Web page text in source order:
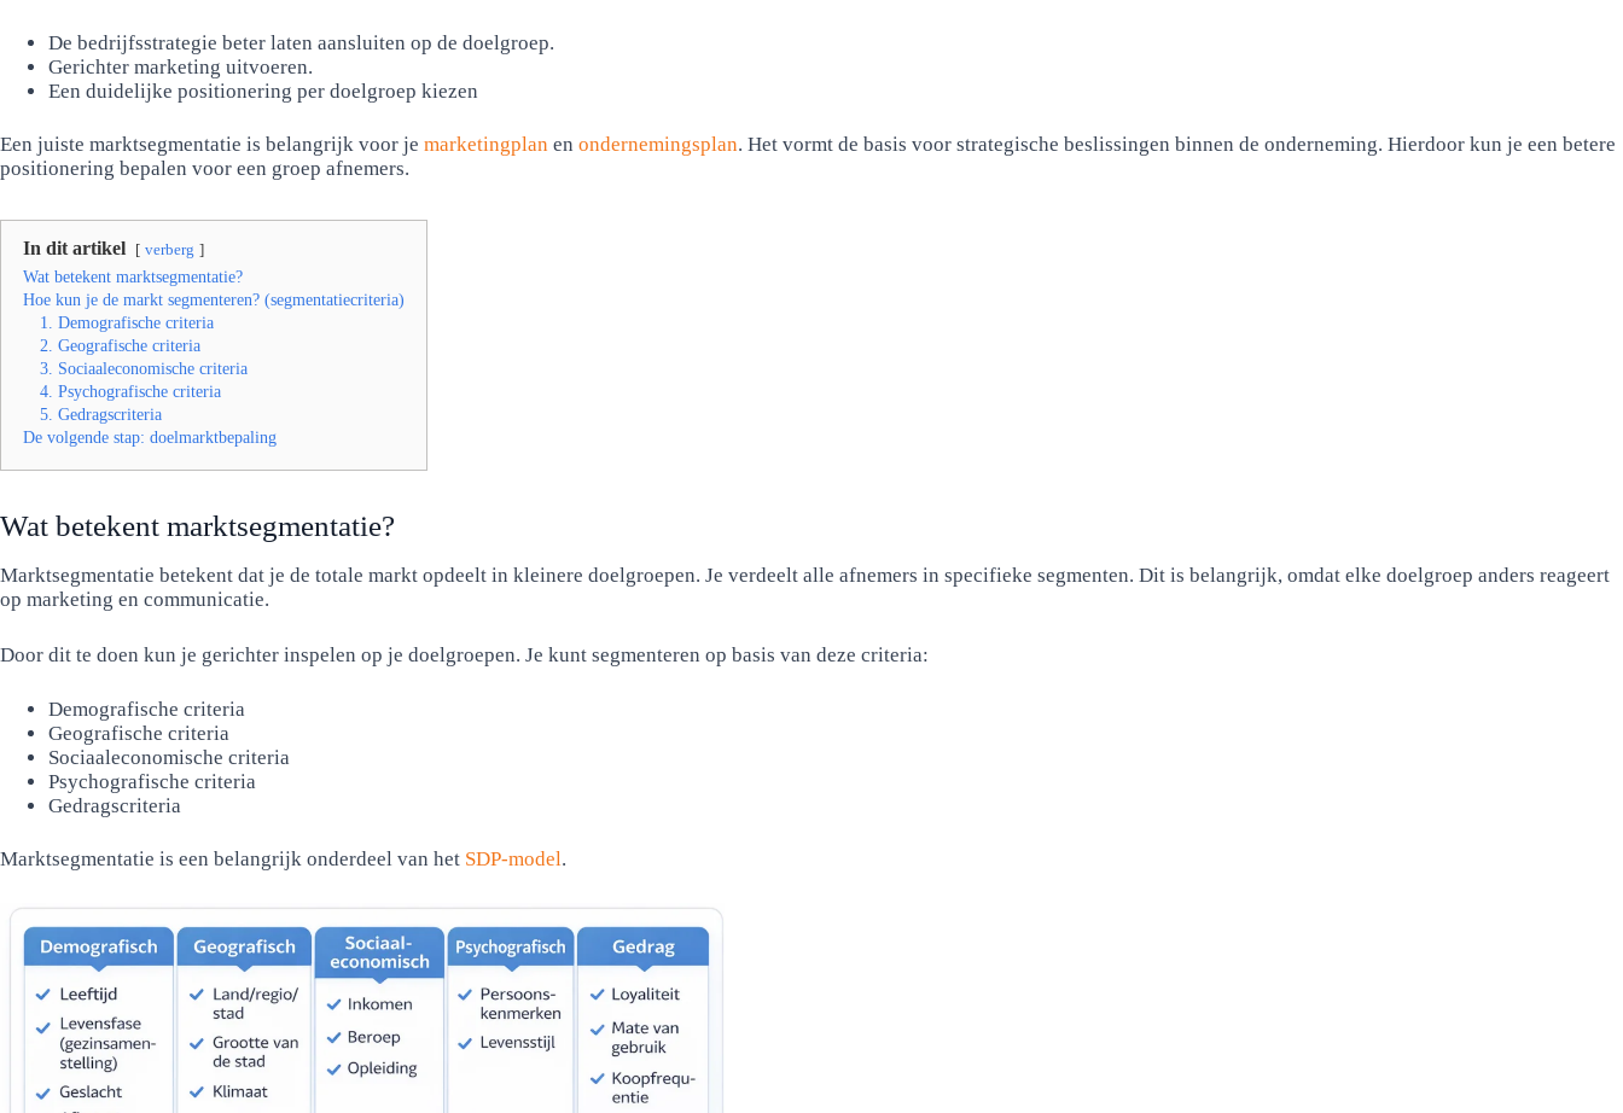
De bedrijfsstrategie beter laten aansluiten op de doelgroep.
Gerichter marketing uitvoeren.
Een duidelijke positionering per doelgroep kiezen
Een juiste marktsegmentatie is belangrijk voor je marketingplan en ondernemingsplan. Het vormt de basis voor strategische beslissingen binnen de onderneming. Hierdoor kun je een betere
positionering bepalen voor een groep afnemers.
In dit artikel verberg
Wat betekent marktsegmentatie?
Hoe kun je de markt segmenteren? (segmentatiecriteria)
1. Demografische criteria
2. Geografische criteria
3. Sociaaleconomische criteria
4. Psychografische criteria
5. Gedragscriteria
De volgende stap: doelmarktbepaling
Wat betekent marktsegmentatie?
Marktsegmentatie betekent dat je de totale markt opdeelt in kleinere doelgroepen. Je verdeelt alle afnemers in specifieke segmenten. Dit is belangrijk, omdat elke doelgroep anders reageert
op marketing en communicatie.
Door dit te doen kun je gerichter inspelen op je doelgroepen. Je kunt segmenteren op basis van deze criteria:
Demografische criteria
Geografische criteria
Sociaaleconomische criteria
Psychografische criteria
Gedragscriteria
Marktsegmentatie is een belangrijk onderdeel van het SDP-model.